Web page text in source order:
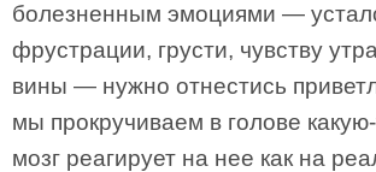
болезненным эмоциями —
фрустрации, грусти, чувству
вины — нужно отнестись
мы прокручиваем в голове
мозг реагирует на нее как на